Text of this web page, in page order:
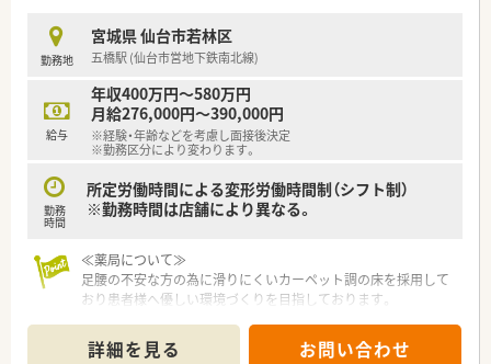
■患者様やご家族との対話を大切にしており、健康状態や服薬状
況を多角的にサポートしています。
■残業はほとんど発生しない環境となっており、終業後のプライ
ベートな時間も大切にできます。
【求人情報について】
■時給は2000円からのスタートとなり、週30時間以上勤務でき
■勤務時間帯は17時までなどのご相談が可能であり、ライフス
タイルに合わせた勤務が可能です。
■土曜日は完全休みではなく、月に1回から2回程度の勤務が可
勤務地
宮城県 仙台市若林区
五橋駅 (仙台市営地下鉄南北線)
給与
年収400万円～580万円
月給276,000円～390,000円
※経験・年齢などを考慮し面接後決定
※勤務区分により変わります。
勤務
時間
所定労働時間による変形労働時間制（シフト制）
※勤務時間は店舗により異なる。
≪薬局について≫
足腰の不安な方の為に滑りにくいカーペット調の床を採用して
おり患者様へ優しい環境づくりを目指しております。
詳細を見る お問い合わせ